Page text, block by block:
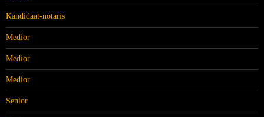
Kandidaat-notaris
Medior
Medior
Medior
Senior